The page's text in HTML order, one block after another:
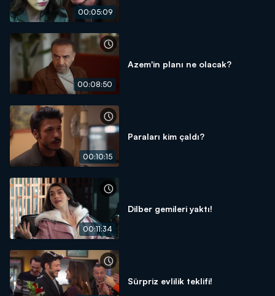
00:05:09
00:08:50
Azem'in planı ne olacak?
00:10:15
Paraları kim çaldı?
00:11:34
Dilber gemileri yaktı!
Sürpriz evlilik teklifi!